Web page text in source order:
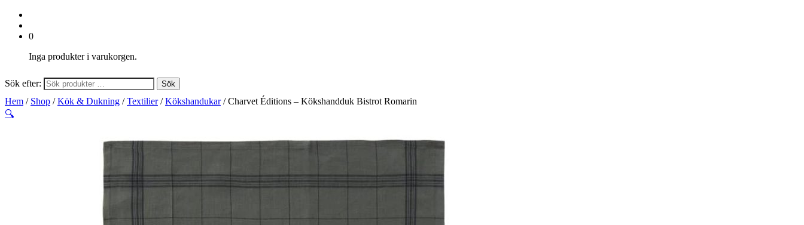
0
Inga produkter i varukorgen.
Sök efter: Sök
Hem / Shop /Kök & Dukning /Textilier/Kökshandukar/ Charvet Éditions – Kökshandduk Bistrot Romarin
🔍